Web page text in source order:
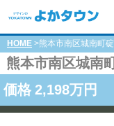
HOME >熊本市南区城南町
熊本市南区城南
価格 2,198万円